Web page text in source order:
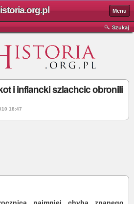
Menu
Szukaj
i inflancki szlachcic obronili
18:47